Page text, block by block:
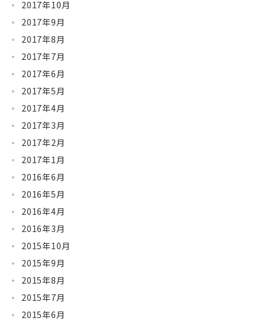
2017年10月
2017年9月
2017年8月
2017年7月
2017年6月
2017年5月
2017年4月
2017年3月
2017年2月
2017年1月
2016年6月
2016年5月
2016年4月
2016年3月
2015年10月
2015年9月
2015年8月
2015年7月
2015年6月